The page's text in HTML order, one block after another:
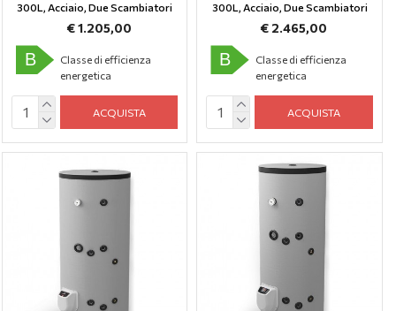
300L, Аcciaio, Due Scambiatori
€ 1.205,00
B
Classe di efficienza
energetica
ACQUISTA
300L, Аcciaio, Due Scambiatori
€ 2.465,00
B
Classe di efficienza
energetica
ACQUISTA